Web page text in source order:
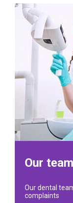
Our team
Our dental
complaints